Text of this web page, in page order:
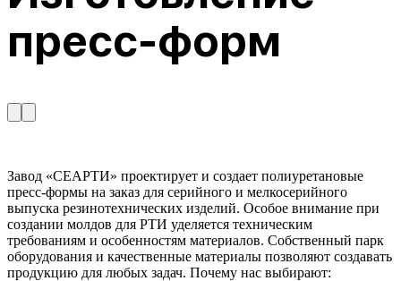
пресс-форм
Завод «СЕАРТИ» проектирует и создает полиуретановые
пресс-формы на заказ для серийного и мелкосерийного
выпуска резинотехнических изделий. Особое внимание при
создании молдов для РТИ уделяется техническим
требованиям и особенностям материалов. Собственный парк
оборудования и качественные материалы позволяют создавать
продукцию для любых задач. Почему нас выбирают: